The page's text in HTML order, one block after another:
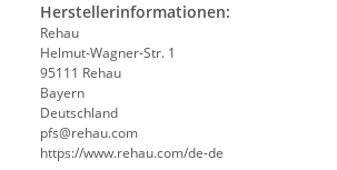
Herstellerinformationen:
Rehau
Helmut-Wagner-Str. 1
95111 Rehau
Bayern
Deutschland
pfs@rehau.com
https://www.rehau.com/de-de